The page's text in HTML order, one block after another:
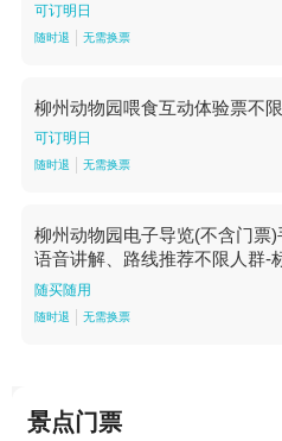
可订明日
随时退 无需换票
柳州动物园喂食互动体验票不
可订明日
随时退 无需换票
柳州动物园电子导览(不含门票)
语音讲解、路线推荐不限人群-
随买随用
随时退 无需换票
景点门票